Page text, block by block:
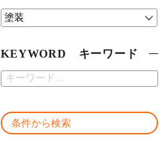
KEYWORD キーワード